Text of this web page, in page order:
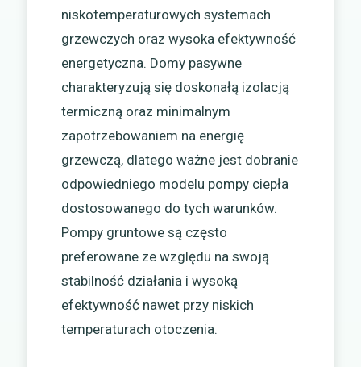
niskotemperaturowych systemach
grzewczych oraz wysoka efektywność
energetyczna. Domy pasywne
charakteryzują się doskonałą izolacją
termiczną oraz minimalnym
zapotrzebowaniem na energię
grzewczą, dlatego ważne jest dobranie
odpowiedniego modelu pompy ciepła
dostosowanego do tych warunków.
Pompy gruntowe są często
preferowane ze względu na swoją
stabilność działania i wysoką
efektywność nawet przy niskich
temperaturach otoczenia.